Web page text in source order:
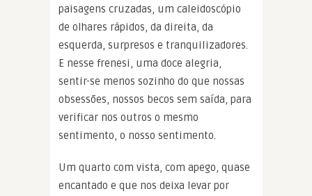
paisagens cruzadas, um caleidoscópio
de olhares rápidos, da direita, da
esquerda, surpresos e tranquilizadores.
E nesse frenesi, uma doce alegria,
sentir-se menos sozinho do que nossas
obsessões, nossos becos sem saída, para
verificar nos outros o mesmo
sentimento, o nosso sentimento.
Um quarto com vista, com apego, quase
encantado e que nos deixa levar por